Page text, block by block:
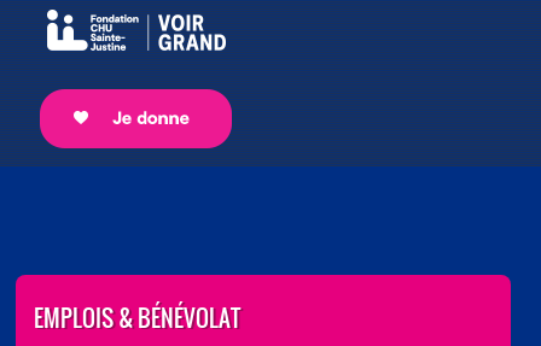
EMPLOIS & BÉNÉVOLAT